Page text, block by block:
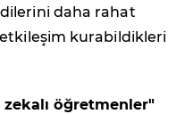
daha rahat
kurabildikleri
öğretmenler"